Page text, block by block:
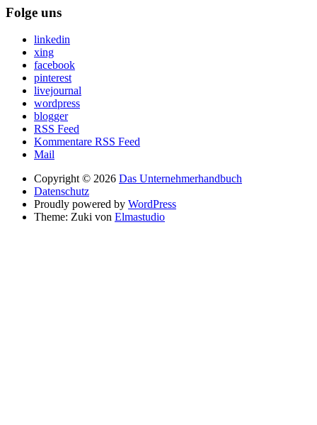
Folge uns
linkedin
xing
facebook
pinterest
livejournal
wordpress
blogger
RSS Feed
Kommentare RSS Feed
Mail
Copyright © 2026 Das Unternehmerhandbuch
Datenschutz
Proudly powered by WordPress
Theme: Zuki von Elmastudio